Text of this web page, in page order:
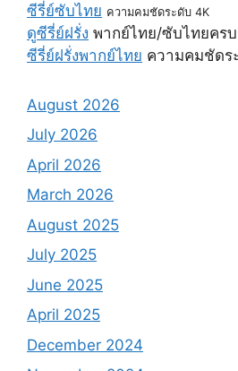
ซีรี่ย์ซับไทย ความคมชัดระดับ 4K
ดูซีรี่ย์ฝรั่ง พากย์ไทย/ซับไทยครบ
ซีรี่ย์ฝรั่งพากย์ไทย ความคมชัดร
August 2026
July 2026
April 2026
March 2026
August 2025
July 2025
June 2025
April 2025
December 2024